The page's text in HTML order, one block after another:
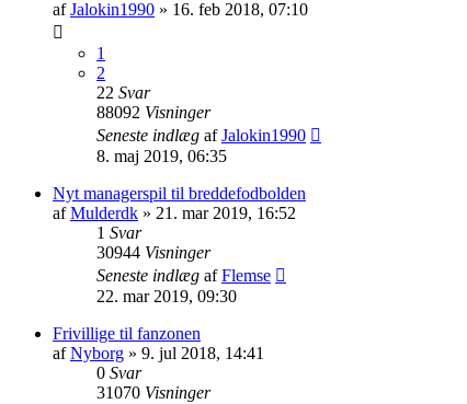
afJalokin1990 » 16. feb 2018, 07:10
1
2
22 Svar
88092 Visninger
Seneste indlæg afJalokin1990
8. maj 2019, 06:35
Nyt managerspil til breddefodbolden
afMulderdk » 21. mar 2019, 16:52
1 Svar
30944 Visninger
Seneste indlæg afFlemse
22. mar 2019, 09:30
Frivillige til fanzonen
afNyborg » 9. jul 2018, 14:41
0 Svar
31070 Visninger